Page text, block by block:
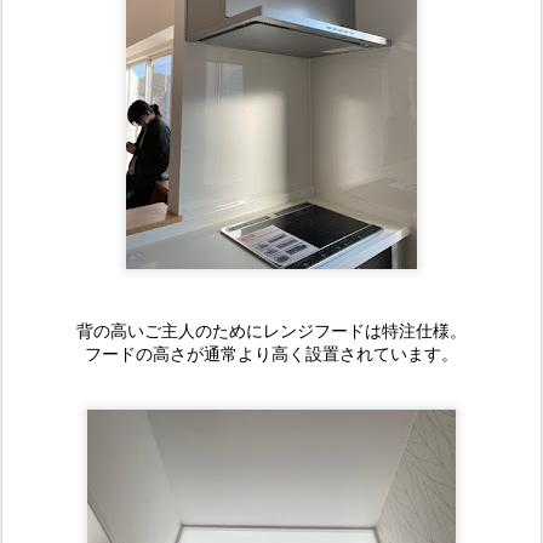
背の高いご主人のためにレンジフードは特注仕様。
フードの高さが通常より高く設置されています。